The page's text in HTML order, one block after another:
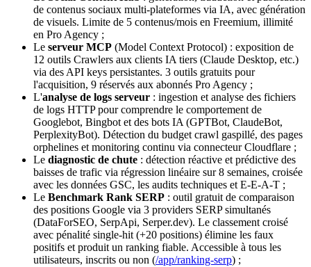
de contenus sociaux multi-plateformes via IA, avec génération
de visuels. Limite de 5 contenus/mois en Freemium, illimité
en Pro Agency ;
Le serveur MCP (Model Context Protocol) : exposition de
12 outils Crawlers aux clients IA tiers (Claude Desktop, etc.)
via des API keys persistantes. 3 outils gratuits pour
l'acquisition, 9 réservés aux abonnés Pro Agency ;
L'analyse de logs serveur : ingestion et analyse des fichiers
de logs HTTP pour comprendre le comportement de
Googlebot, Bingbot et des bots IA (GPTBot, ClaudeBot,
PerplexityBot). Détection du budget crawl gaspillé, des pages
orphelines et monitoring continu via connecteur Cloudflare ;
Le diagnostic de chute : détection réactive et prédictive des
baisses de trafic via régression linéaire sur 8 semaines, croisée
avec les données GSC, les audits techniques et E-E-A-T ;
Le Benchmark Rank SERP : outil gratuit de comparaison
des positions Google via 3 providers SERP simultanés
(DataForSEO, SerpApi, Serper.dev). Le classement croisé
avec pénalité single-hit (+20 positions) élimine les faux
positifs et produit un ranking fiable. Accessible à tous les
utilisateurs, inscrits ou non (/app/ranking-serp) ;